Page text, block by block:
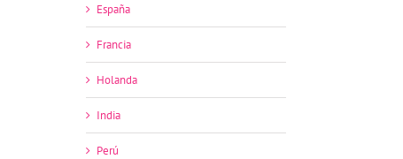
España
Francia
Holanda
India
Perú